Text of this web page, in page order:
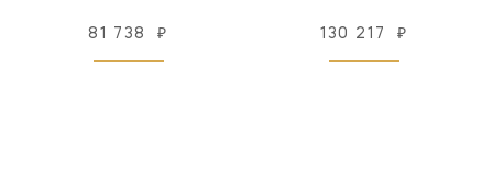
81 738 ₽ 130 217 ₽